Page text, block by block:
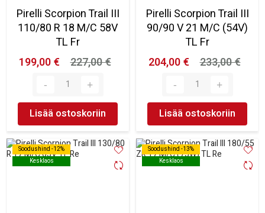
Pirelli Scorpion Trail III
110/80 R 18 M/C 58V
TL Fr
199,00 €
227,00 €
Lisää ostoskoriin
Pirelli Scorpion Trail III
90/90 V 21 M/C (54V)
TL Fr
204,00 €
233,00 €
Lisää ostoskoriin
Soodushind -12%
Kesklaos
Soodushind -12%
Kesklaos
Soodushind -13%
Kesklaos
Soodushind -13%
Kesklaos